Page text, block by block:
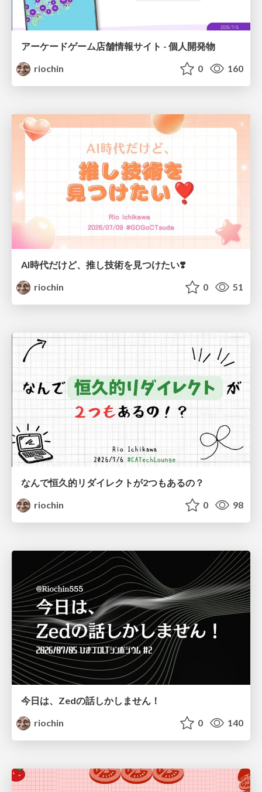
アーケードゲーム店舗情報サイト - 個人開発物
riochin
0 160
AI時代だけど、推し技術を見つけたい❣️
riochin
0 51
なんで恒久的リダイレクトが2つもあるの？
riochin
0 98
今日は、Zedの話しかしません！
riochin
0 140